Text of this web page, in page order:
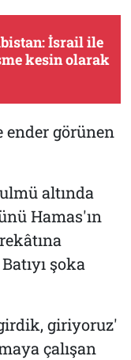
İsrail ile
kesin olarak
ender görünen
altında
Hamas'ın
şoka
giriyoruz'
çalışan